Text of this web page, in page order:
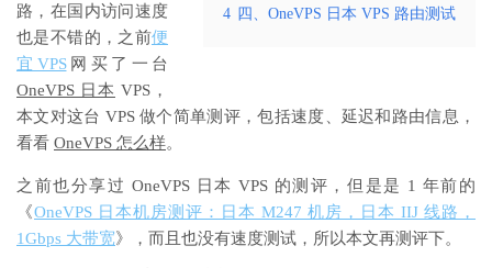
4 四、OneVPS 日本 VPS 路由测试
路，在国内访问速度
也是不错的，之前便
宜VPS网买了一台
OneVPS 日本 VPS，
本文对这台 VPS 做个简单测评，包括速度、延迟和路由信息，
看看 OneVPS 怎么样。
之前也分享过 OneVPS 日本 VPS 的测评，但是是 1 年前的
《OneVPS 日本机房测评：日本 M247 机房，日本 IIJ 线路，
1Gbps 大带宽》，而且也没有速度测试，所以本文再测评下。